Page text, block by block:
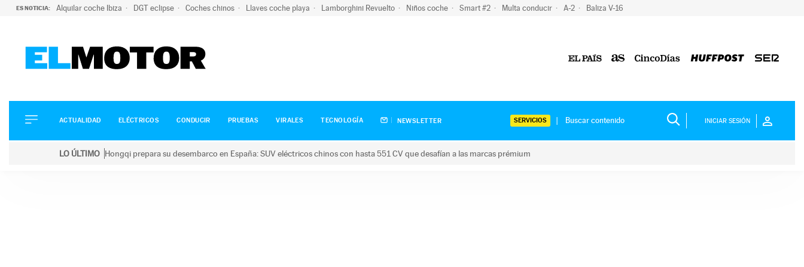
ES NOTICIA: Alquilar coche Ibiza DGT eclipse Coches chinos Llaves coche playa Lamborghini Revuelto Niños coche Smart #2 Multa conducir A-2 Baliza V-16
ELÉCTRICOS
CONDUCIR
ACTUALIDAD ELÉCTRICOS CONDUCIR PRUEBAS VIRALES TECNOLOGÍA NEWSLETTER SERVICIOS INICIAR SESIÓN
LO ÚLTIMO Hongqi prepara su desembarco en España: SUV eléctricos chinos con hasta 551 CV que desafían a las marcas prémium